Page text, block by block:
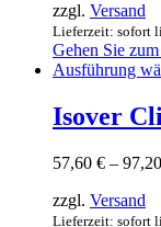
zzgl. Versand
Lieferzeit: sofort
Gehen Sie
Ausführung
Isover
57,60 € – 97,20
zzgl. Versand
Lieferzeit: sofort